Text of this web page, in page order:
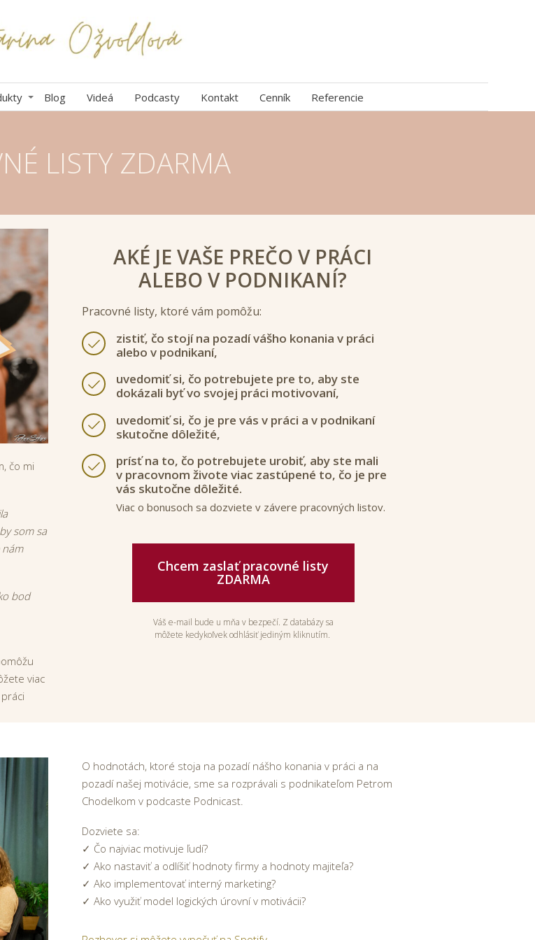
Blog Videá Podcasty Kontakt Cenník Referencie
LISTY ZDARMA
čo mi
som sa
bod
viac
AKÉ JE VAŠE PREČO V PRÁCI
ALEBO V PODNIKANÍ?
Pracovné listy, ktoré vám pomôžu:
zistiť, čo stojí na pozadí vášho konania v práci
alebo v podnikaní,
uvedomiť si, čo potrebujete pre to, aby ste
dokázali byť vo svojej práci motivovaní,
uvedomiť si, čo je pre vás v práci a v podnikaní
skutočne dôležité,
prísť na to, čo potrebujete urobiť, aby ste mali
v pracovnom živote viac zastúpené to, čo je pre
vás skutočne dôležité.
Viac o bonusoch sa dozviete v závere pracovných listov.
Chcem zaslať pracovné listy
ZDARMA
Váš e-mail bude u mňa v bezpečí. Z databázy sa
môžete kedykoľvek odhlásiť jediným kliknutím.
O hodnotách, ktoré stoja na pozadí nášho konania v práci a na
pozadí našej motivácie, sme sa rozprávali s podnikateľom Petrom
Chodelkom v podcaste Podnicast.
Dozviete sa:
✓ Čo najviac motivuje ľudí?
✓ Ako nastaviť a odlíšiť hodnoty firmy a hodnoty majiteľa?
✓ Ako implementovať interný marketing?
✓ Ako využiť model logických úrovní v motivácii?